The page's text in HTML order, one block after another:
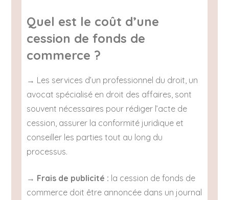
Quel est le coût d’une
cession de fonds de
commerce ?
→ Les services d’un professionnel du droit, un
avocat spécialisé en droit des affaires, sont
souvent nécessaires pour rédiger l’acte de
cession, assurer la conformité juridique et
conseiller les parties tout au long du
processus.
→ Frais de publicité : la cession de fonds de
commerce doit être annoncée dans un journal